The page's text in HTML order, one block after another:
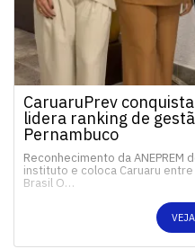
CaruaruPrev
lidera ranking de
Pernambuco
Reconhecimento da
instituto e coloca Caruaru
Brasil O…